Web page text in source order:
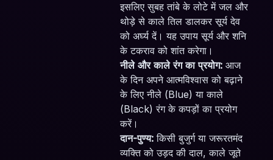
इसलिए सुबह तांबे के लोटे में जल और
थोड़े से काले तिल डालकर सूर्य देव
को अर्घ्य दें। यह उपाय सूर्य और शनि
के टकराव को शांत करेगा।
नीले और काले रंग का प्रयोग: आज
के दिन अपने आत्मविश्वास को बढ़ाने
के लिए नीले (Blue) या काले
(Black) रंग के कपड़ों का प्रयोग
करें।
दान-पुण्य: किसी बुजुर्ग या जरूरतमंद
व्यक्ति को उड़द की दाल, काले जूते